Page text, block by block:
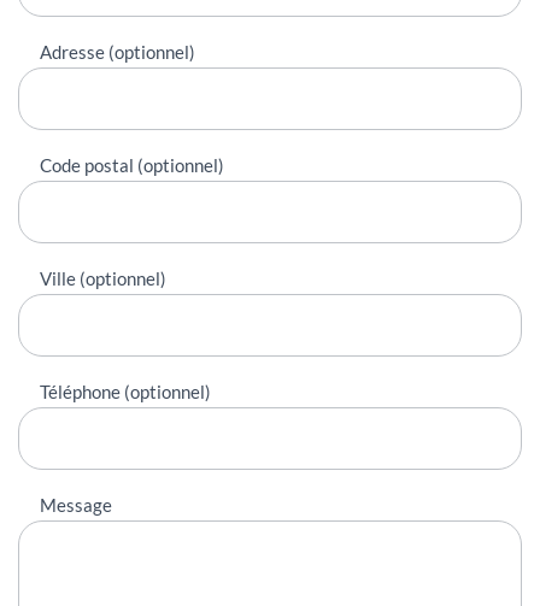
Adresse (optionnel)
Code postal (optionnel)
Ville (optionnel)
Téléphone (optionnel)
Message